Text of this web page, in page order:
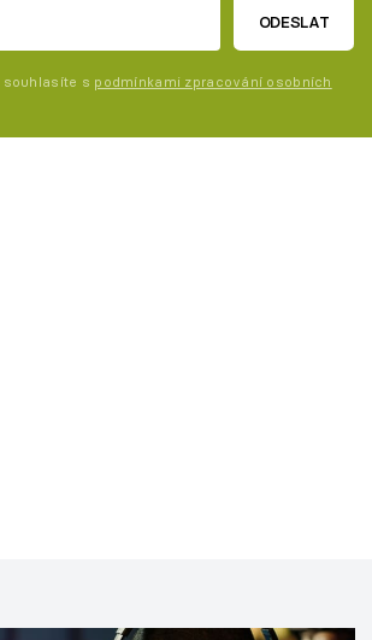
ODESLAT
souhlasíte s podmínkami zpracování osobních